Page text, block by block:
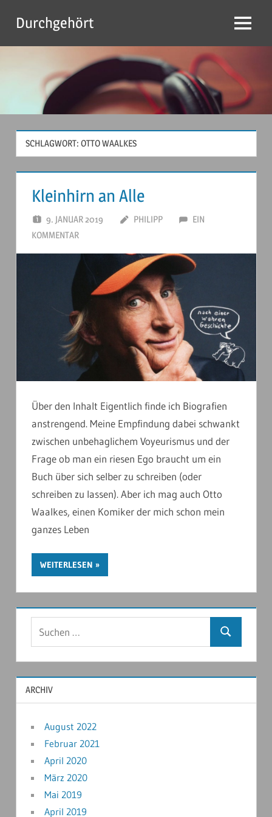
Inhalt
springen
Durchgehört Menu
SCHLAGWORT: OTTO WAALKES
Kleinhirn an Alle
9. JANUAR 2019 PHILIPP
EIN
KOMMENTAR
Über den Inhalt Eigentlich finde ich Biografien
anstrengend. Meine Empfindung dabei schwankt
zwischen unbehaglichem Voyeurismus und der
Frage ob man ein riesen Ego braucht um ein
Buch über sich selber zu schreiben (oder
schreiben zu lassen). Aber ich mag auch Otto
Waalkes, einen Komiker der mich schon mein
ganzes Leben
WEITERLESEN
ARCHIV
August 2022
Februar 2021
April 2020
März 2020
Mai 2019
April 2019